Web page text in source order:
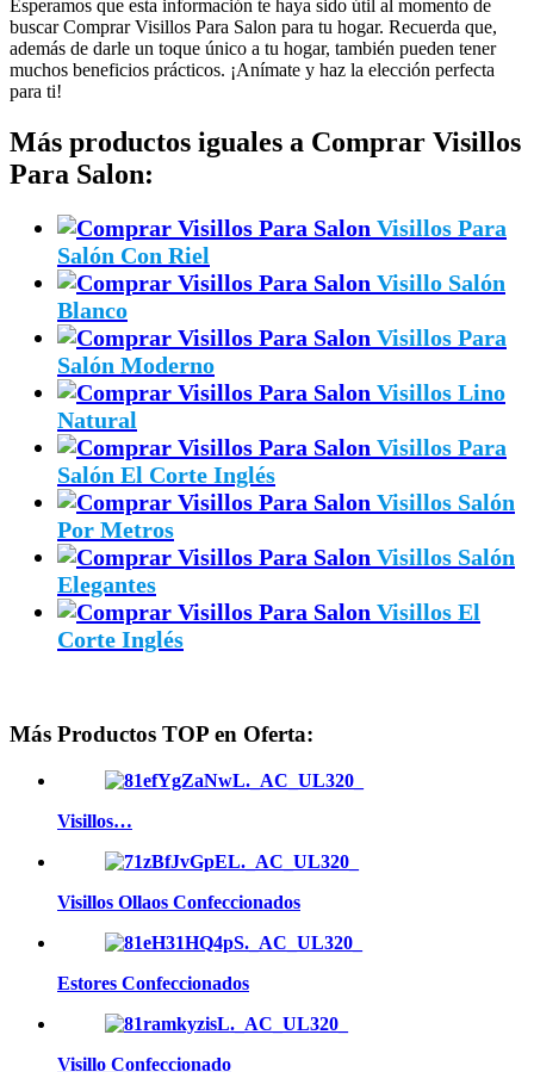
Esperamos que esta información te haya sido útil al momento de
buscar Comprar Visillos Para Salon para tu hogar. Recuerda que,
además de darle un toque único a tu hogar, también pueden tener
muchos beneficios prácticos. ¡Anímate y haz la elección perfecta
para ti!
Más productos iguales a Comprar Visillos
Para Salon:
Visillos Para
Salón Con Riel
Visillo Salón
Blanco
Visillos Para
Salón Moderno
Visillos Lino
Natural
Visillos Para
Salón El Corte Inglés
Visillos Salón
Por Metros
Visillos Salón
Elegantes
Visillos El
Corte Inglés
Más Productos TOP en Oferta:
Visillos…
Visillos Ollaos Confeccionados
Estores Confeccionados
Visillo Confeccionado